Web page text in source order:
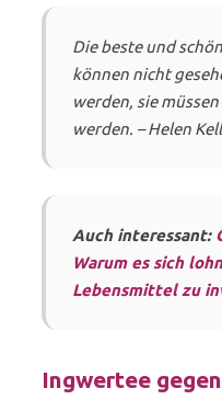
Die beste und
können nicht
werden, sie
werden. – Helen
Auch interessant:
Warum es sich
Lebensmittel zu
Ingwertee